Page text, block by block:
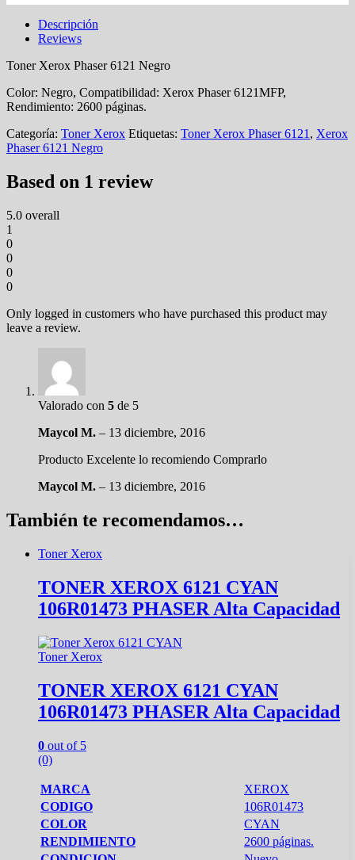
Descripción
Reviews
Toner Xerox Phaser 6121 Negro
Color: Negro, Compatibilidad: Xerox Phaser 6121MFP,
Rendimiento: 2600 páginas.
Categoría: Toner Xerox Etiquetas: Toner Xerox Phaser 6121 , Xerox
Phaser 6121 Negro
Based on 1 review
5.0 overall
1
0
0
0
0
Only logged in customers who have purchased this product may
leave a review.
Valorado con 5 de 5
Maycol M. – 13 diciembre, 2016
Producto Excelente lo recomiendo Comprarlo
Maycol M. – 13 diciembre, 2016
También te recomendamos…
Toner Xerox
TONER XEROX 6121 CYAN
106R01473 PHASER Alta Capacidad
Toner Xerox
TONER XEROX 6121 CYAN
106R01473 PHASER Alta Capacidad
0 out of 5
(0)
MARCA
XEROX
CODIGO
106R01473
COLOR
CYAN
RENDIMIENTO
2600 páginas.